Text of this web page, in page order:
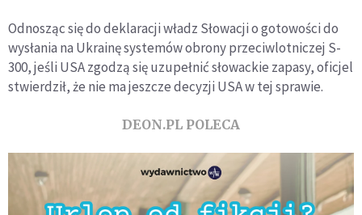
Odnosząc się do deklaracji władz Słowacji o gotowości do
wysłania na Ukrainę systemów obrony przeciwlotniczej S-
300, jeśli USA zgodzą się uzupełnić słowackie zapasy, oficjel
stwierdził, że nie ma jeszcze decyzji USA w tej sprawie.
DEON.PL POLECA